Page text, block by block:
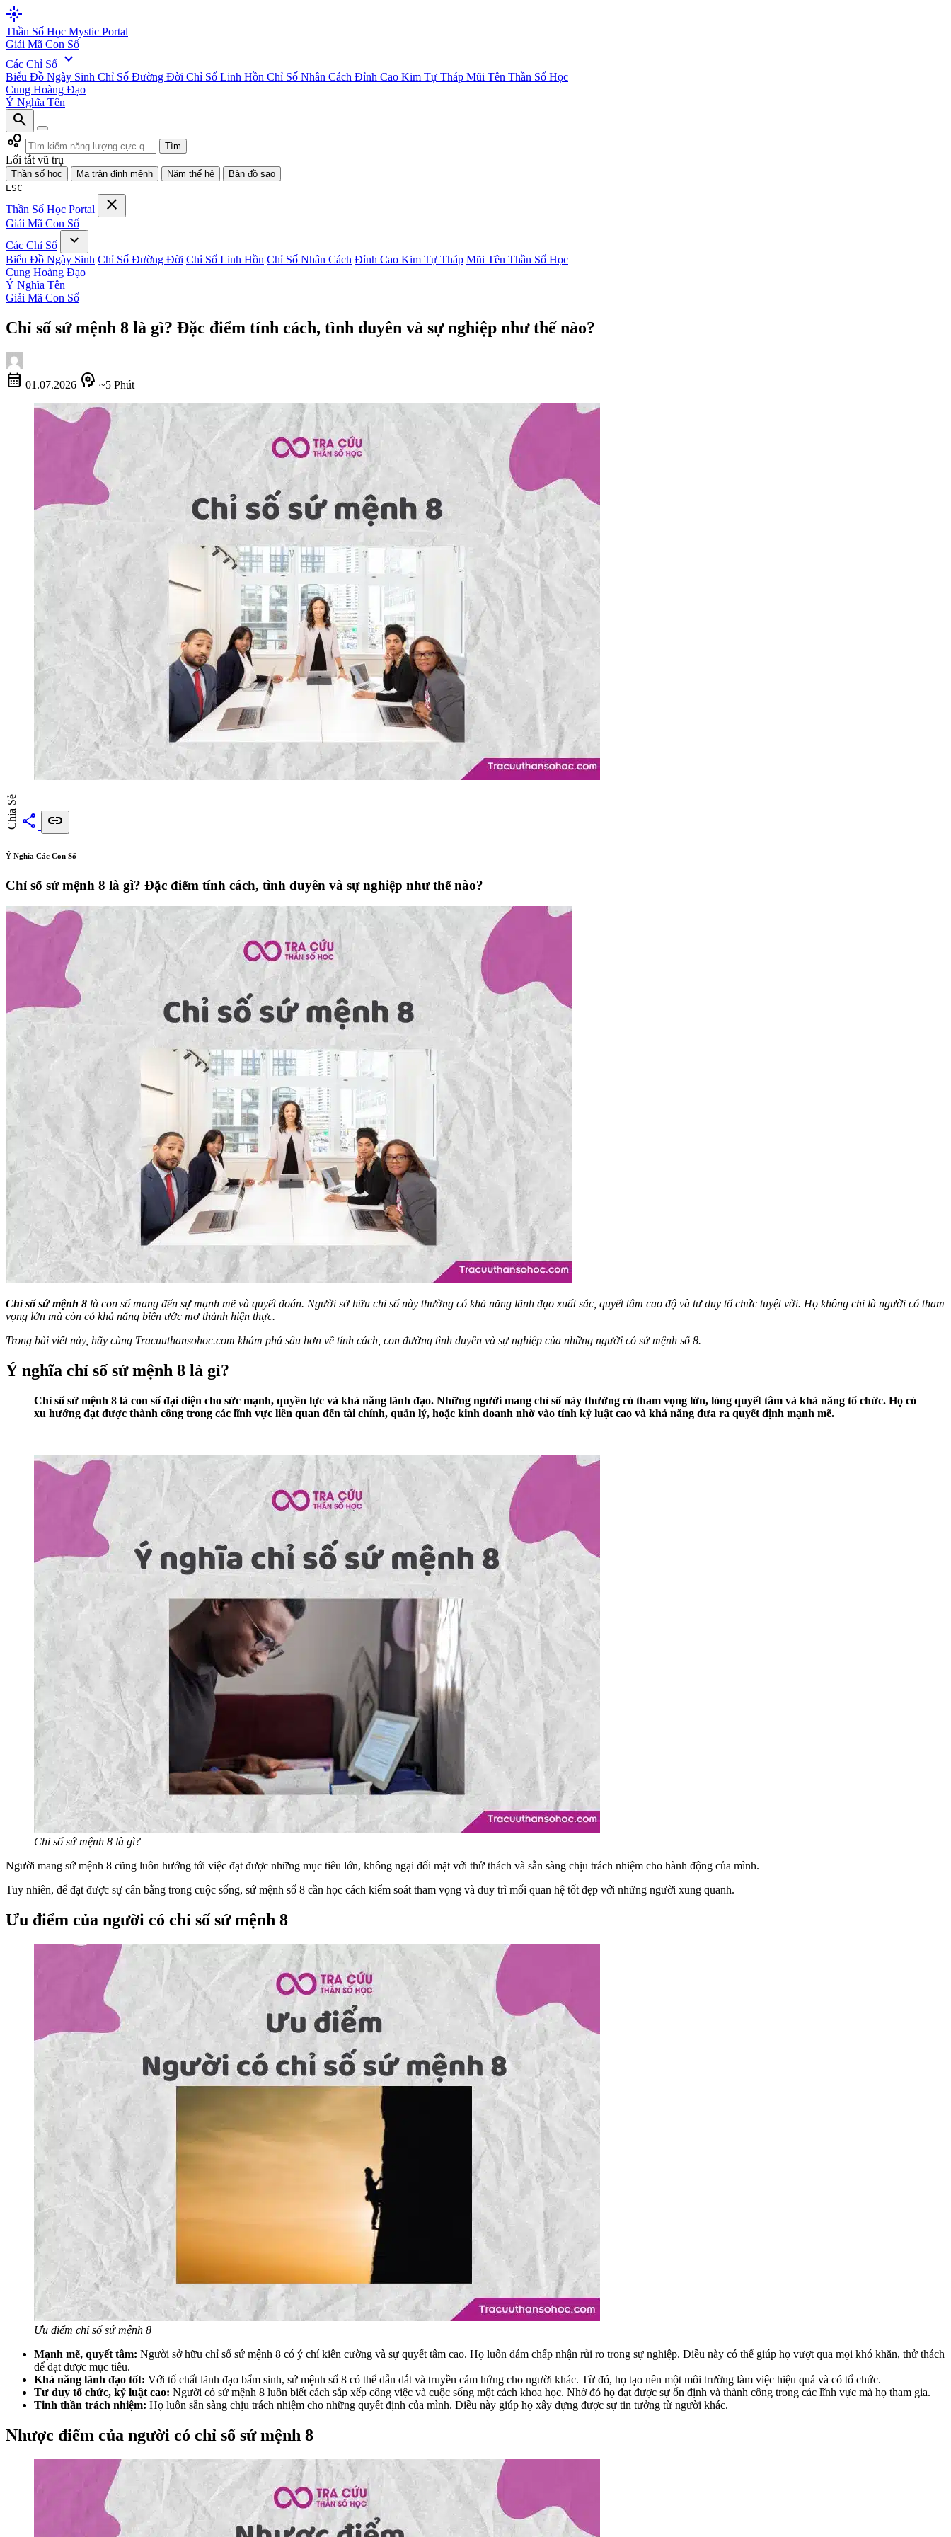
flare
Thần Số Học Mystic Portal
Giải Mã Con Số
Các Chỉ Số expand_more
Biểu Đồ Ngày Sinh Chỉ Số Đường Đời Chỉ Số Linh Hồn Chỉ Số Nhân Cách Đỉnh Cao Kim Tự Tháp Mũi Tên Thần Số Học
Cung Hoàng Đạo
Ý Nghĩa Tên
search
bubble_chart
Tìm
Lối tắt vũ trụ
Thần số học Ma trận định mệnh Năm thế hệ
Bản đồ sao
ESC
Thần Số Học Portal close
Giải Mã Con Số
Các Chỉ Số
expand_more
Biểu Đồ Ngày Sinh Chỉ Số Đường Đời Chỉ Số Linh Hồn Chỉ Số Nhân Cách Đỉnh Cao Kim Tự Tháp Mũi Tên Thần Số Học
Cung Hoàng Đạo
Ý Nghĩa Tên
Giải Mã Con Số
Chỉ số sứ mệnh 8 là gì? Đặc điểm tính cách, tình duyên và sự nghiệp như thế nào?
calendar_month 01.07.2026 psychology ~5 Phút
Chia Sẻ share link
Ý Nghĩa Các Con Số
Chỉ số sứ mệnh 8 là gì? Đặc điểm tính cách, tình duyên và sự nghiệp như thế nào?
Chỉ số sứ mệnh 8 là con số mang đến sự mạnh mẽ và quyết đoán. Người sở hữu chỉ số này thường có khả năng lãnh đạo xuất sắc, quyết tâm cao độ và tư duy tổ chức tuyệt vời. Họ không chỉ là người có tham
vọng lớn mà còn có khả năng biến ước mơ thành hiện thực.
Trong bài viết này, hãy cùng Tracuuthansohoc.com khám phá sâu hơn về tính cách, con đường tình duyên và sự nghiệp của những người có sứ mệnh số 8.
Ý nghĩa chỉ số sứ mệnh 8 là gì?
Chỉ số sứ mệnh 8 là con số đại diện cho sức mạnh, quyền lực và khả năng lãnh đạo. Những người mang chỉ số này thường có tham vọng lớn, lòng quyết tâm và khả năng tổ chức. Họ có
xu hướng đạt được thành công trong các lĩnh vực liên quan đến tài chính, quản lý, hoặc kinh doanh nhờ vào tính kỷ luật cao và khả năng đưa ra quyết định mạnh mẽ.
Chỉ số sứ mệnh 8 là gì?
Người mang sứ mệnh 8 cũng luôn hướng tới việc đạt được những mục tiêu lớn, không ngại đối mặt với thử thách và sẵn sàng chịu trách nhiệm cho hành động của mình.
Tuy nhiên, để đạt được sự cân bằng trong cuộc sống, sứ mệnh số 8 cần học cách kiểm soát tham vọng và duy trì mối quan hệ tốt đẹp với những người xung quanh.
Ưu điểm của người có chỉ số sứ mệnh 8
Ưu điểm chỉ số sứ mệnh 8
Mạnh mẽ, quyết tâm: Người sở hữu chỉ số sứ mệnh 8 có ý chí kiên cường và sự quyết tâm cao. Họ luôn dám chấp nhận rủi ro trong sự nghiệp. Điều này có thể giúp họ vượt qua mọi khó khăn, thử thách
để đạt được mục tiêu.
Khả năng lãnh đạo tốt: Với tố chất lãnh đạo bẩm sinh, sứ mệnh số 8 có thể dẫn dắt và truyền cảm hứng cho người khác. Từ đó, họ tạo nên một môi trường làm việc hiệu quả và có tổ chức.
Tư duy tổ chức, kỷ luật cao: Người có sứ mệnh 8 luôn biết cách sắp xếp công việc và cuộc sống một cách khoa học. Nhờ đó họ đạt được sự ổn định và thành công trong các lĩnh vực mà họ tham gia.
Tinh thần trách nhiệm: Họ luôn sẵn sàng chịu trách nhiệm cho những quyết định của mình. Điều này giúp họ xây dựng được sự tin tưởng từ người khác.
Nhược điểm của người có chỉ số sứ mệnh 8